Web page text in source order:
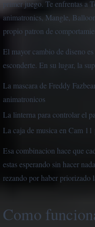
primer juego. Te enfrentas a
animatronics, Mangle,
propio patron de
El mayor cambio de diseno
esconderte. En su lugar, la
La mascara de Freddy
animatronicos
La linterna para controlar el
La caja de musica en Cam 11
Esa combinacion hace que
estas esperando sin hacer
rezando por haber priorizado
Como